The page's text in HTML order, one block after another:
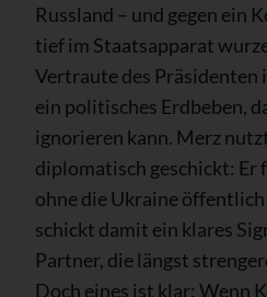
Russland – und gegen ein
tief im Staatsapparat
Vertraute des Präsidenten
ein politisches Erdbeben,
ignorieren kann. Merz
diplomatisch geschickt: Er
ohne die Ukraine
schickt damit ein klares
Partner, die längst
Doch eines ist klar: Wenn